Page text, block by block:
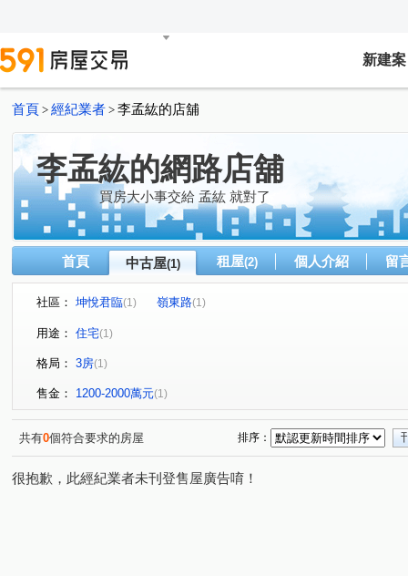
新建案
首頁 > 經紀業者 > 李孟紘的店舖
李孟紘的網路店舖
買房大小事交給 孟紘 就對了
首頁 中古屋(1) 租屋(2) 個人介紹 留
社區： 坤悅君臨(1) 嶺東路(1)
用途： 住宅(1)
格局： 3房(1)
售金： 1200-2000萬元(1)
共有0個符合要求的房屋 排序：
很抱歉，此經紀業者未刊登售屋廣告唷！